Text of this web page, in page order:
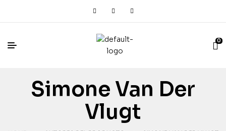
0
Simone Van Der
Vlugt